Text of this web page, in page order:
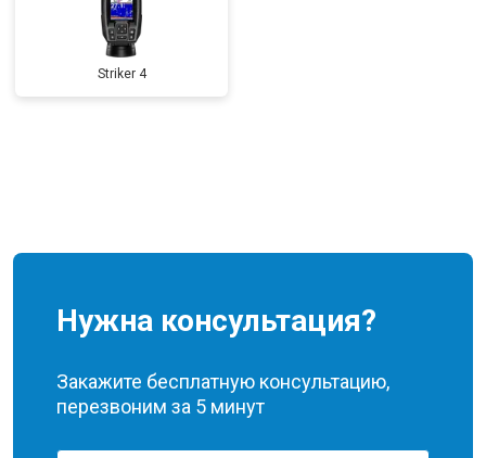
Striker 4
Нужна консультация?
Закажите бесплатную консультацию,
перезвоним за 5 минут